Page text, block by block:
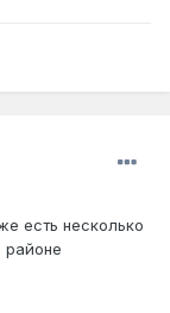
есть несколько
районе